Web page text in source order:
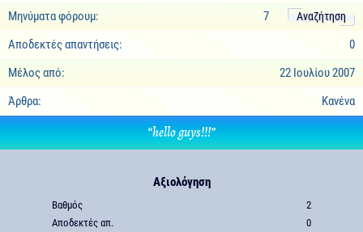
Μηνύματα φόρουμ:
7 Αναζήτηση
Αποδεκτές απαντήσεις:
0
Μέλος από:
22 Ιουλίου 2007
Άρθρα:
Κανένα
“hello guys!!!”
Αξιολόγηση
Βαθμός
2
Αποδεκτές απ.
0